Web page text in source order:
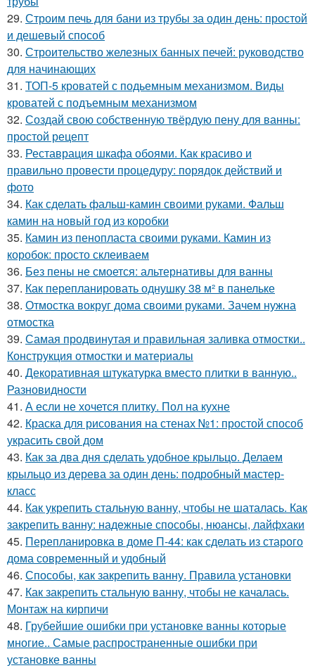
29. Строим печь для бани из трубы за один день: простой
и дешевый способ
30. Строительство железных банных печей: руководство
для начинающих
31. ТОП-5 кроватей с подьемным механизмом. Виды
кроватей с подъемным механизмом
32. Создай свою собственную твёрдую пену для ванны:
простой рецепт
33. Реставрация шкафа обоями. Как красиво и
правильно провести процедуру: порядок действий и
фото
34. Как сделать фальш-камин своими руками. Фальш
камин на новый год из коробки
35. Камин из пенопласта своими руками. Камин из
коробок: просто склеиваем
36. Без пены не смоется: альтернативы для ванны
37. Как перепланировать однушку 38 м² в панельке
38. Отмостка вокруг дома своими руками. Зачем нужна
отмостка
39. Самая продвинутая и правильная заливка отмостки..
Конструкция отмостки и материалы
40. Декоративная штукатурка вместо плитки в ванную..
Разновидности
41. А если не хочется плитку. Пол на кухне
42. Краска для рисования на стенах №1: простой способ
украсить свой дом
43. Как за два дня сделать удобное крыльцо. Делаем
крыльцо из дерева за один день: подробный мастер-
класс
44. Как укрепить стальную ванну, чтобы не шаталась. Как
закрепить ванну: надежные способы, нюансы, лайфхаки
45. Перепланировка в доме П-44: как сделать из старого
дома современный и удобный
46. Способы, как закрепить ванну. Правила установки
47. Как закрепить стальную ванну, чтобы не качалась.
Монтаж на кирпичи
48. Грубейшие ошибки при установке ванны которые
многие.. Самые распространенные ошибки при
установке ванны